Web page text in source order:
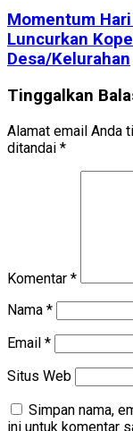
Momentum
Luncurkan
Desa/Kelurahan
Tinggalkan
Alamat email Anda
ditandai *
Komentar *
Nama *
Email *
Situs Web
Simpan nama,
ini untuk komentar